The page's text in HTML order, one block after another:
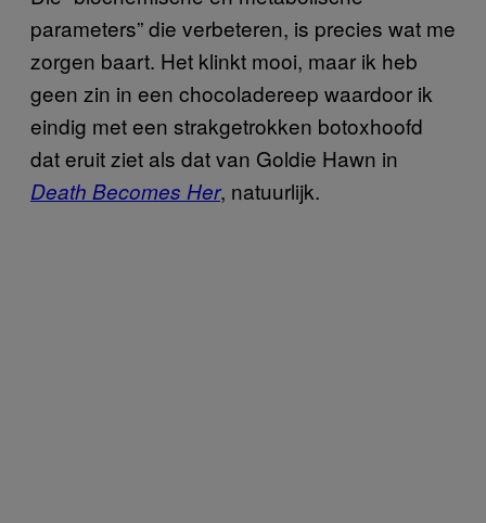
parameters” die verbeteren, is precies wat me
zorgen baart. Het klinkt mooi, maar ik heb
geen zin in een chocoladereep waardoor ik
eindig met een strakgetrokken botoxhoofd
dat eruit ziet als dat van Goldie Hawn in
Death Becomes Her, natuurlijk.